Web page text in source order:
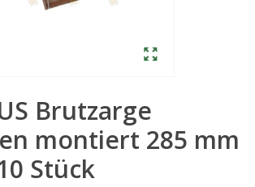
Brutzarge
montiert 285 mm
Stück